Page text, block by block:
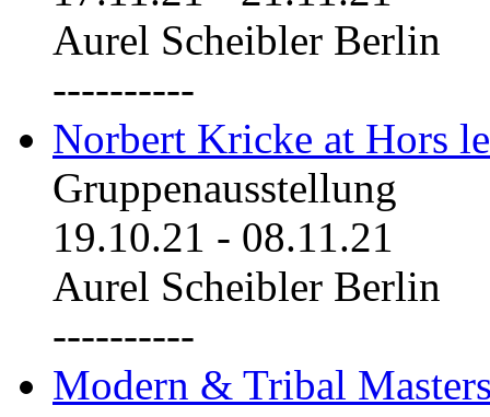
Aurel Scheibler Berlin
----------
Norbert Kricke at Hors
Gruppenausstellung
19.10.21 - 08.11.21
Aurel Scheibler Berlin
----------
Modern & Tribal